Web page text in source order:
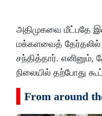
அதிமுகவை மீட்பதே
மக்களவைத் தேர்தலில்
சந்தித்தார்.
நிலையில் தற்போது
From around